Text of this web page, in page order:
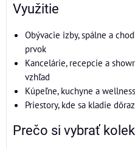
Využitie
Obývacie izby, spálne a
prvok
Kancelárie, recepcie a
vzhľad
Kúpeľne, kuchyne a
Priestory, kde sa kladie
Prečo si vybrať